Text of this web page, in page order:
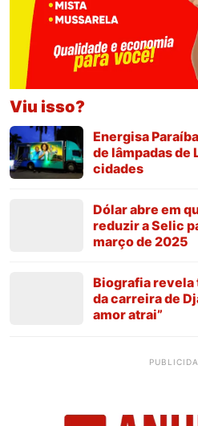
Viu isso?
Energisa
de lâmpadas de
cidades
Dólar abre em
reduzir a Selic
março de 2025
Biografia
da carreira de
amor atrai”